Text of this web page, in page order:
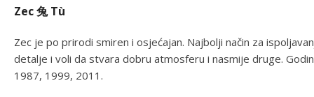
Zec 兔 Tù
Zec je po prirodi smiren i osjećajan. Najbolji način za
detalje i voli da stvara dobru atmosferu i nasmije druge.
1987, 1999, 2011.